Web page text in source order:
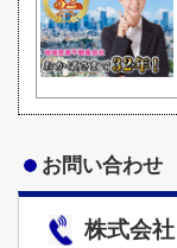
お問い合わせ
株式会